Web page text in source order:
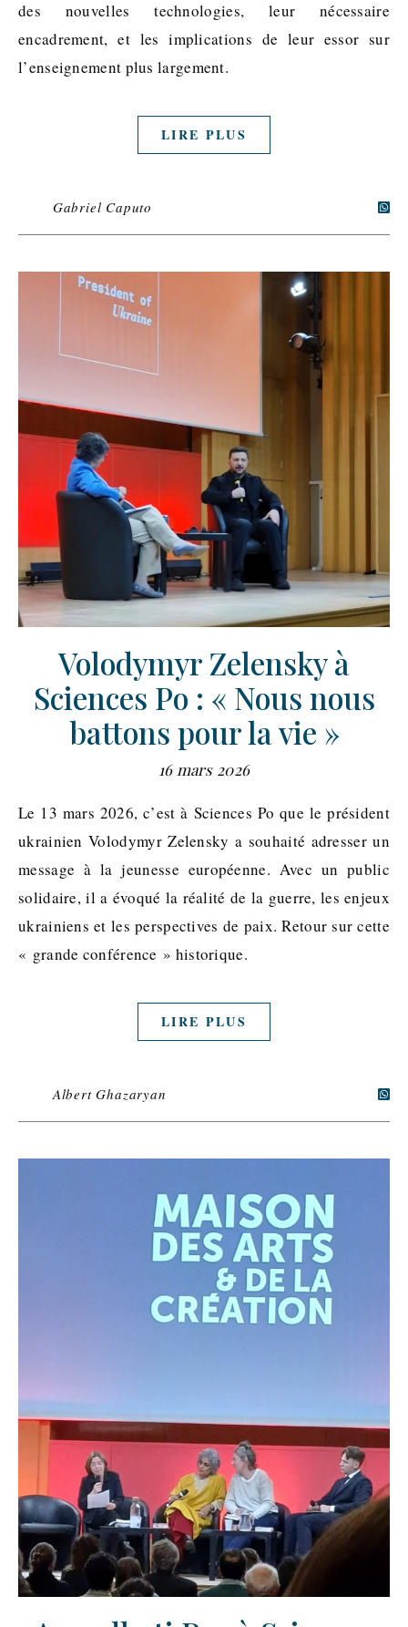
des nouvelles technologies, leur nécessaire
encadrement, et les implications de leur essor sur
l’enseignement plus largement.
LIRE PLUS
Gabriel Caputo
Volodymyr Zelensky à
Sciences Po : « Nous nous
battons pour la vie »
16 mars 2026
Le 13 mars 2026, c’est à Sciences Po que le président
ukrainien Volodymyr Zelensky a souhaité adresser un
message à la jeunesse européenne. Avec un public
solidaire, il a évoqué la réalité de la guerre, les enjeux
ukrainiens et les perspectives de paix. Retour sur cette
« grande conférence » historique.
LIRE PLUS
Albert Ghazaryan